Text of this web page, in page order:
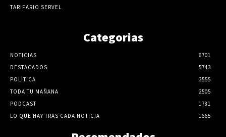
TARIFARIO SERVEL
Categorias
NOTICIAS
6701
DESTACADOS
5743
POLITICA
3555
TODA TU MAÑANA
2505
PODCAST
1781
LO QUE HAY TRAS CADA NOTICIA
1665